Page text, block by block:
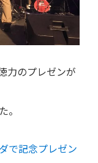
力のプレゼンが
。
で記念プレゼン